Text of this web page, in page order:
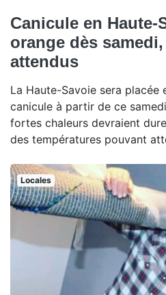
Canicule en
orange dès samedi,
attendus
La Haute-Savoie sera placée
canicule à partir de ce
fortes chaleurs devraient
des températures pouvant
Locales